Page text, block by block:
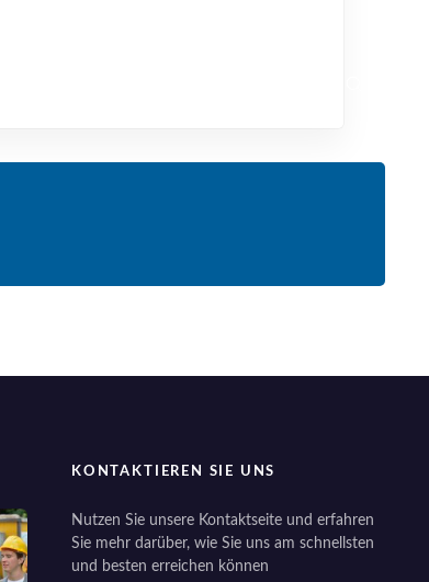
KONTAKTIEREN SIE UNS
Nutzen Sie unsere Kontaktseite und erfahren
Sie mehr darüber, wie Sie uns am schnellsten
und besten erreichen können